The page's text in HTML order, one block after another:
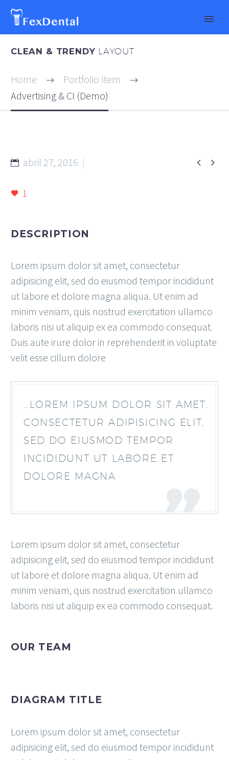
CLEAN & TRENDY LAYOUT
Home
Portfolio Item
Advertising & CI (Demo)
 
abril 27, 2016
1
DESCRIPTION
Lorem ipsum dolor sit amet, consectetur
adipisicing elit, sed do eiusmod tempor incididunt
ut labore et dolore magna aliqua. Ut enim ad
minim veniam, quis nostrud exercitation ullamco
laboris nisi ut aliquip ex ea commodo consequat.
Duis aute irure dolor in reprehenderit in voluptate
velit esse cillum dolore
…LOREM IPSUM DOLOR SIT AMET,
CONSECTETUR ADIPISICING ELIT,
SED DO EIUSMOD TEMPOR
INCIDIDUNT UT LABORE ET
DOLORE MAGNA
Lorem ipsum dolor sit amet, consectetur
adipisicing elit, sed do eiusmod tempor incididunt
ut labore et dolore magna aliqua. Ut enim ad
minim veniam, quis nostrud exercitation ullamco
laboris nisi ut aliquip ex ea commodo consequat.
OUR TEAM
DIAGRAM TITLE
Lorem ipsum dolor sit amet, consectetur
adipisicing elit, sed do eiusmod tempor incididunt